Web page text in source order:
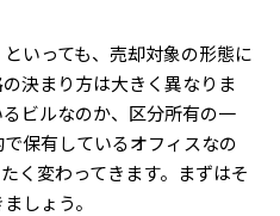
いっても、売却対象の形態に
決まり方は大きく異なりま
ビルなのか、区分所有の一
保有しているオフィスなの
く変わってきます。まずはそ
しょう。